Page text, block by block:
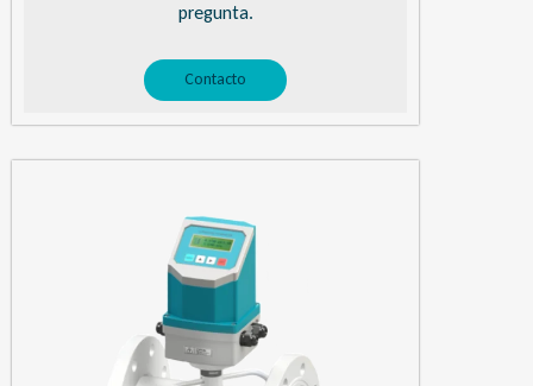
pregunta.
Contacto